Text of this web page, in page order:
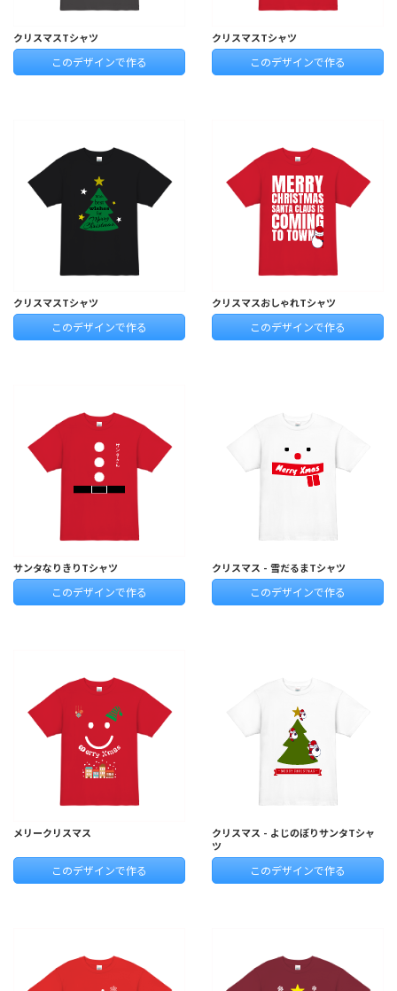
クリスマスTシャツ
このデザインで作る
クリスマスTシャツ
このデザインで作る
クリスマスTシャツ
このデザインで作る
クリスマスおしゃれTシャツ
このデザインで作る
サンタなりきりTシャツ
このデザインで作る
クリスマス - 雪だるまTシャツ
このデザインで作る
メリークリスマス
このデザインで作る
クリスマス - よじのぼりサンタTシャ
ツ
このデザインで作る